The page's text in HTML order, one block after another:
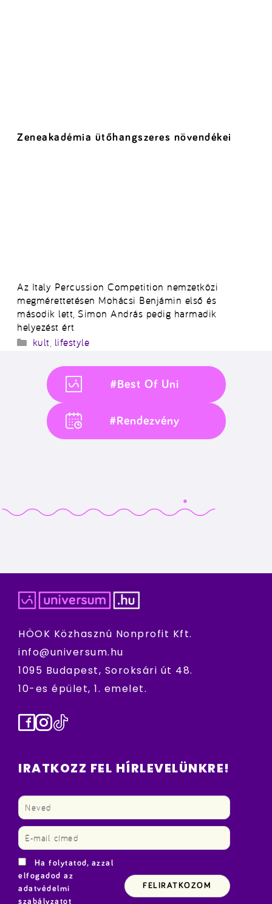
Zeneakadémia ütőhangszeres növendékei
Az Italy Percussion Competition nemzetközi
megmérettetésen Mohácsi Benjámin első és
második lett, Simon András pedig harmadik
helyezést ért
Kategória
kult, lifestyle
#Best Of Uni
#Rendezvény
HÖOK Közhasznú Nonprofit Kft.
info@universum.hu
1095 Budapest, Soroksári út 48.
10-es épület, 1. emelet.
Facebook
Instagram
TikTok
IRATKOZZ FEL HÍRLEVELÜNKRE!
Ha folytatod, azzal
elfogadod az
adatvédelmi
szabályzatot